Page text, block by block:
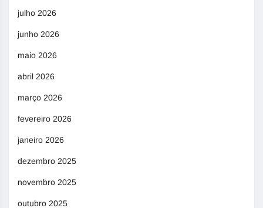
julho 2026
junho 2026
maio 2026
abril 2026
março 2026
fevereiro 2026
janeiro 2026
dezembro 2025
novembro 2025
outubro 2025